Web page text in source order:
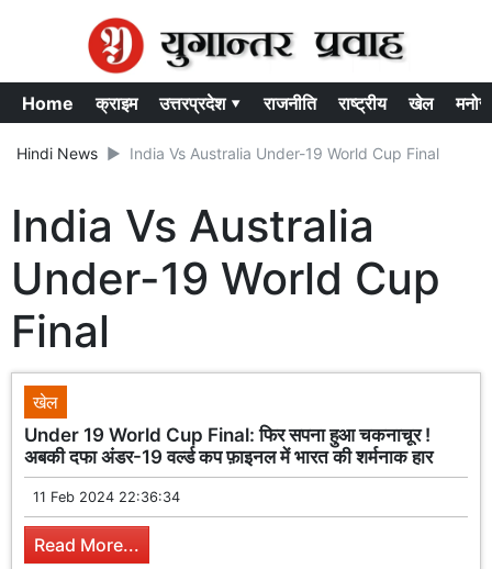
Home क्राइम उत्तरप्रदेश ▾ राजनीति राष्ट्रीय खेल
Hindi News India Vs Australia Under-19 World Cup Final
India Vs Australia
Under-19 World Cup
Final
खेल
Under 19 World Cup Final: फिर सपना हुआ चकनाचूर !
अबकी दफा अंडर-19 वर्ल्ड कप फ़ाइनल में भारत की शर्मनाक हार
11 Feb 2024 22:36:34
Read More...